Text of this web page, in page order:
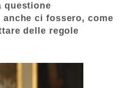
questione
anche ci fossero, come
delle regole